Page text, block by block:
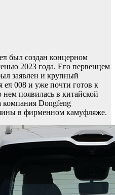
был создан концерном
2023 года. Его первенцем
заявлен и крупный
eπ 008 и уже почти готов к
появилась в китайской
компания Dongfeng
в фирменном камуфляже.